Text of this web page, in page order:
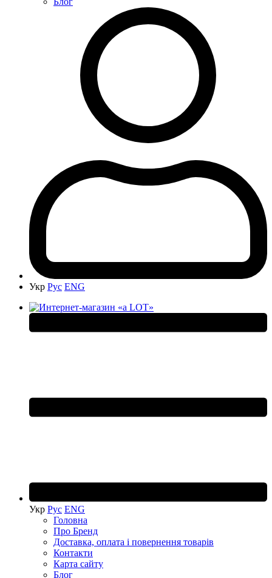
Укр Рус ENG
Укр Рус ENG
Головна
Про Бренд
Доставка, оплата і повернення товарів
Контакти
Карта сайту
Блог